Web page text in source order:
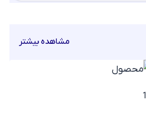
مشاهده بیشتر